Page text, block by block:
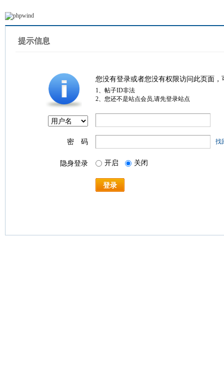
提示信息
您没有登录或者您没有权限访问此页面
1、帖子ID非法
2、您还不是站点会员,请先登录站点
密 码 找
隐身登录 开启 关闭
登录